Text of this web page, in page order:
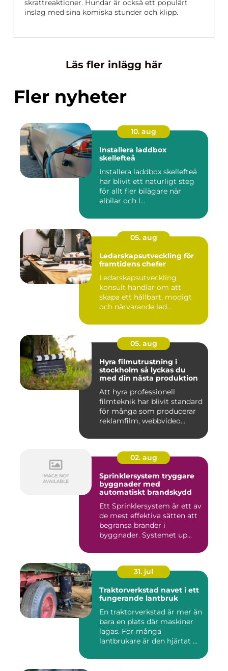
skrattreaktioner. Hundar är också ett populärt
inslag med sina komiska stunder och klipp.
Läs fler inlägg här
Fler nyheter
10. aug
Installera laddbox
skellefteå
Installera laddbox skellefteå
har blivit ett naturligt steg
för allt fler bilägare när
elbilar och l...
05. aug
Ledarskapsutveckling för
framtidens chefer
Ledarskapsutveckling
konsult handlar om att
skapa ett hållbart, modigt
och närvarande led...
05. aug
Hyra filmutrustning i
stockholm så lyckas du
med din nästa produktion
Att hyra professionell
filmteknik har blivit standard
för många som producerar
reklamfilm, webbvideo...
02. aug
Sprinklersystem tryggare
byggnader med
automatiskt brandskydd
Ett Sprinklersystem är ett av
de mest effektiva sätten att
begränsa bränder i
byggnader. Systemet up...
31. jul
Traktorverkstad navet i ett
fungerande lantbruk
En traktorverkstad är mer än
bara en plats där maskiner
lagas. För många
lantbrukare är den hjärtat ...